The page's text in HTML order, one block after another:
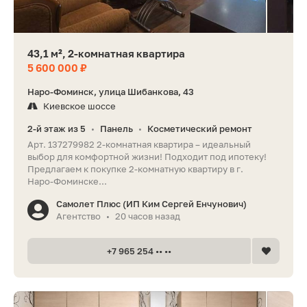
43,1 м², 2-комнатная квартира
5 600 000 ₽
Наро-Фоминск, улица Шибанкова, 43
Киевское шоссе
2-й этаж из 5 • Панель •
Косметический ремонт
Арт. 137279982 2-комнатная квартира – идеальный
выбор для комфортной жизни! Подходит под ипотеку!
Предлагаем к покупке 2‑комнатную квартиру в г.
Наро‑Фоминске...
Самолет Плюс (ИП Ким Сергей Енчунович)
Агентство
• 20 часов назад
+7 965 254 •• ••